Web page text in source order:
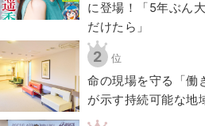
に登場！「5年ぶん
だけたら」
2 位
命の現場を守る「働
が示す持続可能な地